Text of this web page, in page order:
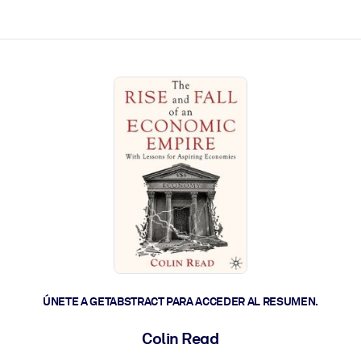
ÚNETE A GETABSTRACT PARA ACCEDER AL RESUMEN.
Colin Read